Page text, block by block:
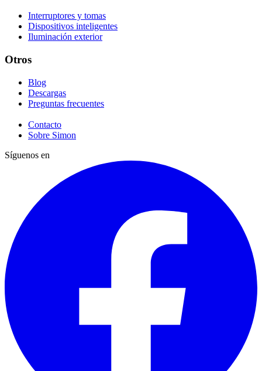
Interruptores y tomas
Dispositivos inteligentes
Iluminación exterior
Otros
Blog
Descargas
Preguntas frecuentes
Contacto
Sobre Simon
Síguenos en